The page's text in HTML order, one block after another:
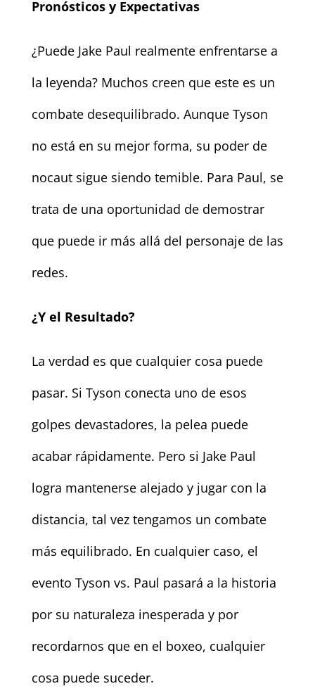
Pronósticos y Expectativas
¿Puede Jake Paul realmente enfrentarse a
la leyenda? Muchos creen que este es un
combate desequilibrado. Aunque Tyson
no está en su mejor forma, su poder de
nocaut sigue siendo temible. Para Paul, se
trata de una oportunidad de demostrar
que puede ir más allá del personaje de las
redes.
¿Y el Resultado?
La verdad es que cualquier cosa puede
pasar. Si Tyson conecta uno de esos
golpes devastadores, la pelea puede
acabar rápidamente. Pero si Jake Paul
logra mantenerse alejado y jugar con la
distancia, tal vez tengamos un combate
más equilibrado. En cualquier caso, el
evento Tyson vs. Paul pasará a la historia
por su naturaleza inesperada y por
recordarnos que en el boxeo, cualquier
cosa puede suceder.